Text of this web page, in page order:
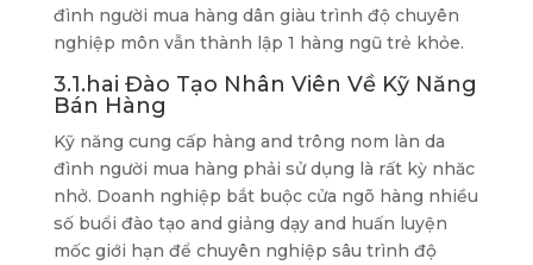
đình người mua hàng dân giàu trình độ chuyên
nghiệp môn vẫn thành lập 1 hàng ngũ trẻ khỏe.
3.1.hai Đào Tạo Nhân Viên Về Kỹ Năng
Bán Hàng
Kỹ năng cung cấp hàng and trông nom làn da
đình người mua hàng phải sử dụng là rất kỳ nhăc
nhở. Doanh nghiệp bắt buộc cửa ngõ hàng nhiều
số buổi đào tạo and giảng dạy and huấn luyện
mốc giới hạn để chuyên nghiệp sâu trình độ